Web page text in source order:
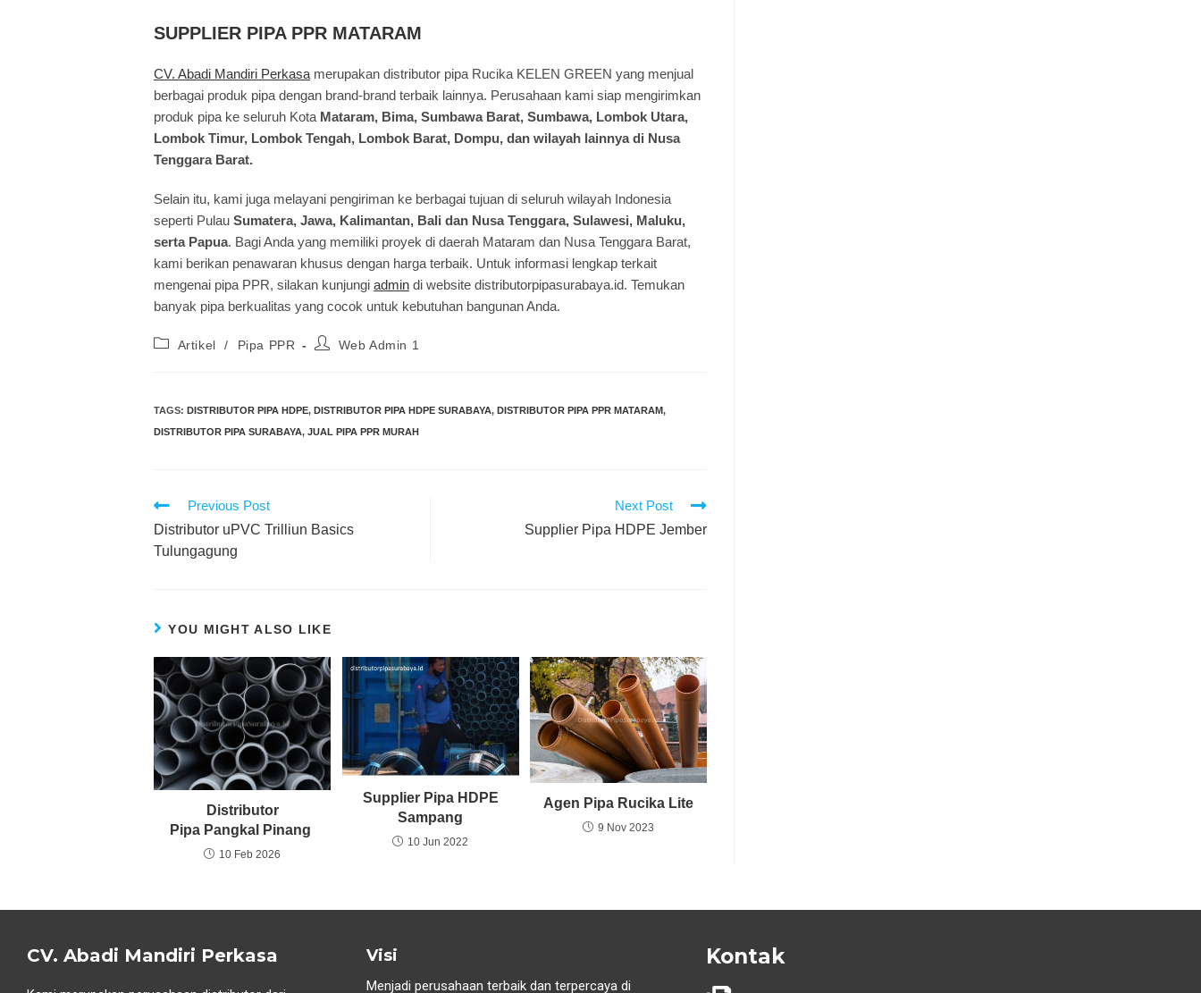
SUPPLIER PIPA PPR MATARAM
CV. Abadi Mandiri Perkasa merupakan distributor pipa Rucika KELEN GREEN yang menjual
berbagai produk pipa dengan brand-brand terbaik lainnya. Perusahaan kami siap mengirimkan
produk pipa ke seluruh Kota Mataram, Bima, Sumbawa Barat, Sumbawa, Lombok Utara,
Lombok Timur, Lombok Tengah, Lombok Barat, Dompu, dan wilayah lainnya di Nusa
Tenggara Barat.
Selain itu, kami juga melayani pengiriman ke berbagai tujuan di seluruh wilayah Indonesia
seperti Pulau Sumatera, Jawa, Kalimantan, Bali dan Nusa Tenggara, Sulawesi, Maluku,
serta Papua. Bagi Anda yang memiliki proyek di daerah Mataram dan Nusa Tenggara Barat,
kami berikan penawaran khusus dengan harga terbaik. Untuk informasi lengkap terkait
mengenai pipa PPR, silakan kunjungi admin di website distributorpipasurabaya.id. Temukan
banyak pipa berkualitas yang cocok untuk kebutuhan bangunan Anda.
Artikel / Pipa PPR Web Admin 1
TAGS: DISTRIBUTOR PIPA HDPE, DISTRIBUTOR PIPA HDPE SURABAYA, DISTRIBUTOR PIPA PPR MATARAM,
DISTRIBUTOR PIPA SURABAYA, JUAL PIPA PPR MURAH
Previous Post
Distributor uPVC Trilliun Basics
Tulungagung
Next Post
Supplier Pipa HDPE Jember
YOU MIGHT ALSO LIKE
Distributor
Pipa Pangkal Pinang
10 Feb 2026
Supplier Pipa HDPE
Sampang
10 Jun 2022
Agen Pipa Rucika Lite
9 Nov 2023
CV. Abadi Mandiri Perkasa Visi
Menjadi perusahaan terbaik dan terpercaya di
Kontak